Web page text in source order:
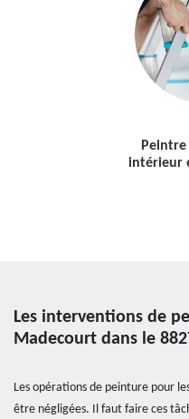
intérieur
Les interventions de
Madecourt dans le
Les opérations de peinture pour
être négligées. Il faut faire ces